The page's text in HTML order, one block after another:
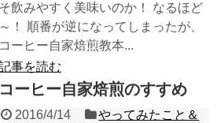
そ飲みやすく美味いのか！ なるほど
～！ 順番が逆になってしまったが、
コーヒー自家焙煎教本...
事を読む
コーヒー自家焙煎のすすめ
2016/4/14
やってみたこと＆